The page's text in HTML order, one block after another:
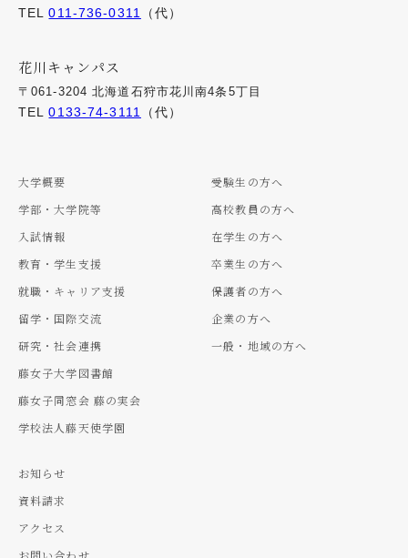
TEL011-736-0311 （代）
花川キャンパス
〒061-3204 北海道石狩市花川南4条5丁目
TEL0133-74-3111 （代）
大学概要
学部・大学院等
入試情報
教育・学生支援
就職・キャリア支援
留学・国際交流
研究・社会連携
藤女子大学図書館
藤女子同窓会 藤の実会
学校法人藤天使学園
受験生の方へ
高校教員の方へ
在学生の方へ
卒業生の方へ
保護者の方へ
企業の方へ
一般・地域の方へ
お知らせ
資料請求
アクセス
お問い合わせ